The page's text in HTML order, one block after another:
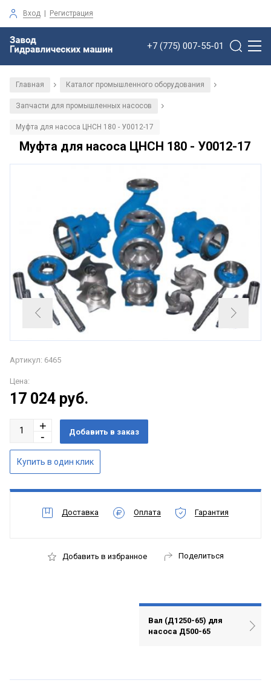
Вход | Регистрация
+7 (775) 007-55-01
Главная / Каталог промышленного оборудования /
Запчасти для промышленных насосов /
Муфта для насоса ЦНСН 180 - У0012-17
Муфта для насоса ЦНСН 180 - У0012-17
Артикул: 6465
Цена:
17 024 руб.
Доставка Оплата Гарантия
Добавить в избранное Поделиться
Вал (Д1250-65) для
насоса Д500-65